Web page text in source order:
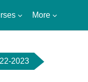
More
2023